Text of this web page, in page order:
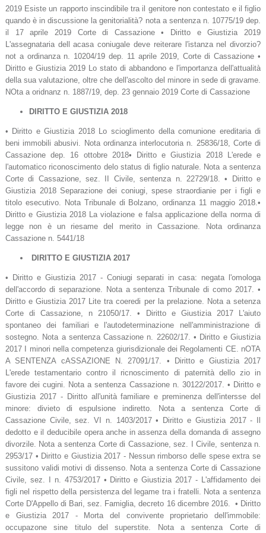
2019 Esiste un rapporto inscindibile tra il genitore non contestato e il figlio
quando è in discussione la genitorialità? nota a sentenza n. 10775/19 dep.
il 17 aprile 2019 Corte di Cassazione • Diritto e Giustizia 2019
L'assegnataria dell acasa coniugale deve reiterare l'istanza nel divorzio?
not a ordinanza n. 10204/19 dep. 11 aprile 2019, Corte di Cassazione •
Diritto e Giustizia 2019 Lo stato di abbandono e l'importanza dell'attualità
della sua valutazione, oltre che dell'ascolto del minore in sede di gravame.
NOta a oridnanz n. 1887/19, dep. 23 gennaio 2019 Corte di Cassazione
DIRITTO E GIUSTIZIA 2018
• Diritto e Giustizia 2018 Lo scioglimento della comunione ereditaria di
beni immobili abusivi. Nota ordinanza interlocutoria n. 25836/18, Corte di
Cassazione dep. 16 ottobre 2018• Diritto e Giustizia 2018 L'erede e
l'automatico riconoscimento delo status di figlio naturale. Nota a sentenza
Corte di Cassazione, sez. II Civile, sentenza n. 22729/18. • Diritto e
Giustizia 2018 Separazione dei coniugi, spese straordianie per i figli e
titolo esecutivo. Nota Tribunale di Bolzano, ordinanza 11 maggio 2018.•
Diritto e Giustizia 2018 La violazione e falsa applicazione della norma di
legge non è un riesame del merito in Cassazione. Nota ordinanza
Cassazione n. 5441/18
DIRITTO E GIUSTIZIA 2017
• Diritto e Giustizia 2017 - Coniugi separati in casa: negata l'omologa
dell'accordo di separazione. Nota a sentenza Tribunale di como 2017. •
Diritto e Giustizia 2017 Lite tra coeredi per la prelazione. Nota a setenza
Corte di Cassazione, n 21050/17. • Diritto e Giustizia 2017 L'aiuto
spontaneo dei familiari e l'autodeterminazione nell'amministrazione di
sostegno. Nota a sentenza Cassazione n. 22602/17. • Diritto e Giustizia
2017 I minori nella competenza giurisdizionale dei Regolamenti CE. nOTA
A SENTENZA cASSAZIONE N. 27091/17. • Diritto e Giustizia 2017
L'erede testamentario contro il ricnoscimento di paternità dello zio in
favore dei cugini. Nota a sentenza Cassazione n. 30122/2017. • Diritto e
Giustizia 2017 - Diritto all'unità familiare e preminenza dell'intersse del
minore: divieto di espulsione indiretto. Nota a sentenza Corte di
Cassazione Civile, sez. VI n. 1403/2017 • Diritto e Giustizia 2017 - Il
dedotto e il deducibile opera anche in assenza della domanda di assegno
divorzile. Nota a sentenza Corte di Cassazione, sez. I Civile, sentenza n.
2953/17 • Diritto e Giustizia 2017 - Nessun rimborso delle spese extra se
sussitono validi motivi di dissenso. Nota a sentenza Corte di Cassazione
Civile, sez. I n. 4753/2017 • Diritto e Giustizia 2017 - L'affidamento dei
figli nel rispetto della persistenza del legame tra i fratelli. Nota a sentenza
Corte D'Appello di Bari, sez. Famiglia, decreto 16 dicembre 2016. • Diritto
e Giustizia 2017 - Morta del convivente proprietario dell'immobile:
occupazone sine titulo del superstite. Nota a sentenza Corte di